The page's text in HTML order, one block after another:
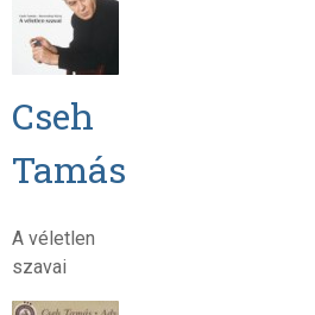
Cseh
Tamás
A véletlen
szavai